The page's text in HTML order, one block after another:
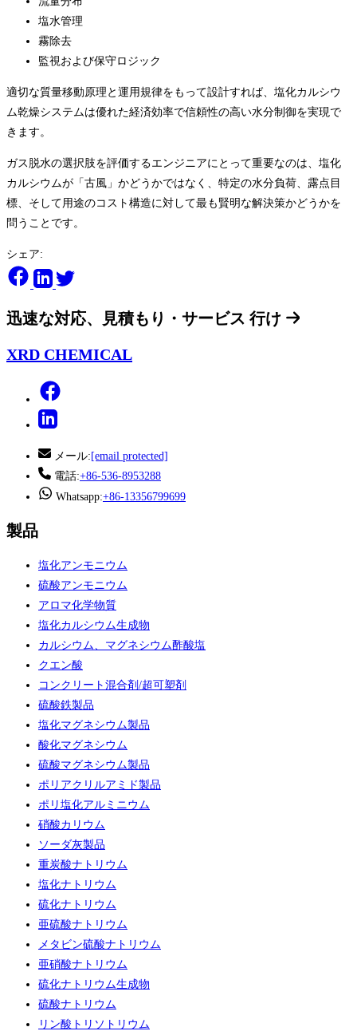
塩水管理
霧除去
監視および保守ロジック
適切な質量移動原理と運用規律をもって設計すれば、塩化カルシウ
ム乾燥システムは優れた経済効率で信頼性の高い水分制御を実現で
きます。
ガス脱水の選択肢を評価するエンジニアにとって重要なのは、塩化
カルシウムが「古風」かどうかではなく、特定の水分負荷、露点目
標、そして用途のコスト構造に対して最も賢明な解決策かどうかを
問うことです。
シェア:
迅速な対応、見積もり・サービス 行け
XRD CHEMICAL
メール:[email protected]
電話:+86-536-8953288
Whatsapp:+86-13356799699
製品
塩化アンモニウム
硫酸アンモニウム
アロマ化学物質
塩化カルシウム生成物
カルシウム、マグネシウム酢酸塩
クエン酸
コンクリート混合剤/超可塑剤
硫酸鉄製品
塩化マグネシウム製品
酸化マグネシウム
硫酸マグネシウム製品
ポリアクリルアミド製品
ポリ塩化アルミニウム
硝酸カリウム
ソーダ灰製品
重炭酸ナトリウム
塩化ナトリウム
硫化ナトリウム
亜硫酸ナトリウム
メタビン硫酸ナトリウム
亜硝酸ナトリウム
硫化ナトリウム生成物
硫酸ナトリウム
リン酸トリソトリウム